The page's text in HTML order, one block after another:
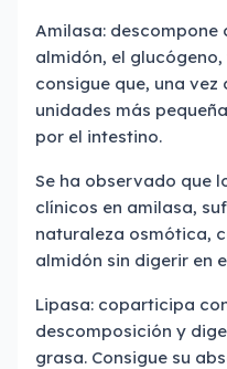
Amilasa:
almidón, el
consigue que, una vez
unidades más
por el intestino.
Se ha observado que
clínicos en amilasa,
naturaleza osmótica,
almidón sin digerir en
Lipasa: coparticipa
descomposición y
grasa. Consigue su